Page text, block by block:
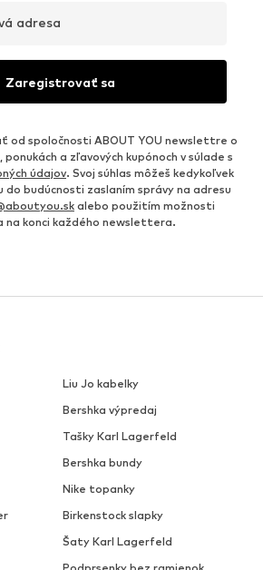
adresa
Zaregistrovať sa
od spoločnosti ABOUT YOU newslettre o
a zľavových kupónoch v súlade s
údajov. Svoj súhlas môžeš kedykoľvek
budúcnosti zaslaním správy na adresu
alebo použitím možnosti
na konci každého newslettera.
Liu Jo kabelky
Bershka výpredaj
Tašky Karl Lagerfeld
Bershka bundy
Nike topanky
Birkenstock slapky
Šaty Karl Lagerfeld